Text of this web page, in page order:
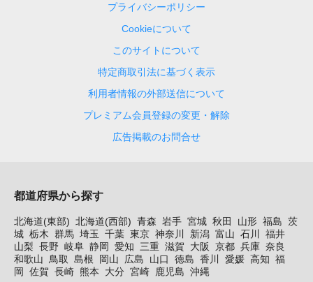
プライバシーポリシー
Cookieについて
このサイトについて
特定商取引法に基づく表示
利用者情報の外部送信について
プレミアム会員登録の変更・解除
広告掲載のお問合せ
都道府県から探す
北海道(東部) 北海道(西部) 青森 岩手 宮城 秋田 山形 福島 茨
城 栃木 群馬 埼玉 千葉 東京 神奈川 新潟 富山 石川
福井
山梨 長野 岐阜 静岡 愛知 三重 滋賀 大阪 京都 兵庫 奈良
和歌山 鳥取 島根 岡山 広島 山口 徳島 香川 愛媛 高知 福
岡
佐賀 長崎 熊本 大分 宮崎 鹿児島 沖縄